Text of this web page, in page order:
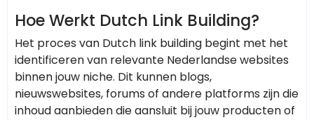
Hoe Werkt Dutch Link Building?
Het proces van Dutch link building begint met het
identificeren van relevante Nederlandse websites
binnen jouw niche. Dit kunnen blogs,
nieuwswebsites, forums of andere platforms zijn die
inhoud aanbieden die aansluit bij jouw producten of